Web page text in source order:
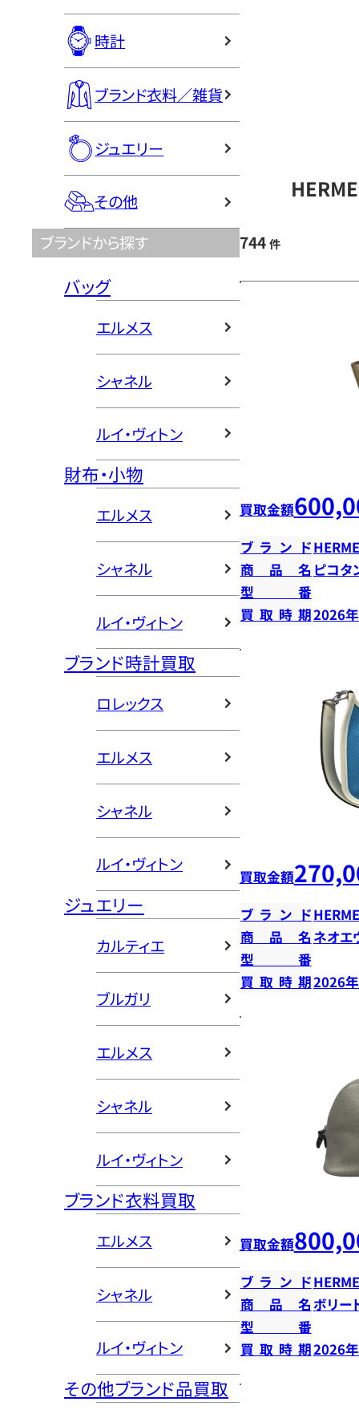
時計
ブランド衣料／雑貨
ジュエリー
その他
ブランドから探す
バッグ
エルメス
シャネル
ルイ・ヴィトン
財布・小物
エルメス
シャネル
ルイ・ヴィトン
ブランド時計買取
ロレックス
エルメス
シャネル
ルイ・ヴィトン
ジュエリー
カルティエ
ブルガリ
エルメス
シャネル
ルイ・ヴィトン
ブランド衣料買取
エルメス
シャネル
ルイ・ヴィトン
その他ブランド品買取
744 件
買取金額
ブランド
商品名 ピコタ
型番
買取時期2026
買取金額
ブランド
商品名 ネオエ
型番
買取時期2026
買取金額
ブランド
商品名ボリー
型番
買取時期2026